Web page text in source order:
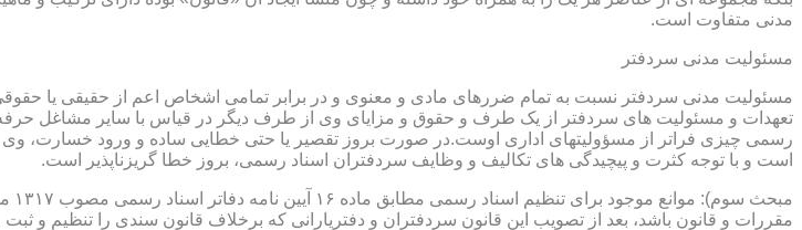
مدنی متفاوت است.
مسئولیت مدنی سردفتر
مسئولیت مدنی سردفتر نسبت به تمام ضررهای مادی و معنوی و در برابر تمامی اشخاص اعم از حقیقی یا
تعهدات و مسئولیت های سردفتر از یک طرف و حقوق و مزایای وی از طرف دیگر در قیاس با سایر مشاغل
رسمی چیزی فراتر از مسؤولیتهای اداری اوست.در صورت بروز تقصیر یا حتی خطایی ساده و ورود خسارت، وی
است و با توجه کثرت و پیچیدگی های تکالیف و وظایف سردفتران اسناد رسمی، بروز خطا گریزناپذیر است.
مقررات و قانون باشد، بعد از تصویب این قانون سردفتران و دفتریارانی که برخلاف قانون سندی را تنظیم